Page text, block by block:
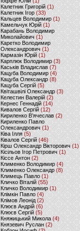
Калетник Григорій(1)
Калетник Ігор (33)
Кальцев Володимир(1)
Камельчук Юрій (1)
Карабань Володимир
Миколайович (1)
Каретко Володимир
Олександрович (1)
Кармазін Юрій(1)
Карплюк Володимир(3)
Каськів Владислав (7)
Кацуба Володимир (4)
Кацуба Олександр (8)
Кацуба Сергій (5)
Квіташвілі Олександр(3)
Келестин Валерій(2)
Кернес Геннадій (14)
Кивалов Сергій (12)
Кириленко В’ячеслав (2)
Кириленко Павло
Олександрович (1)
Ківа Ілля (5)
Ківалов Сергій(46)
Кірш Олександр Вікторович (1)
Кісільов Ігор Петрович (1)
Кіссе Антон (2)
Клименко Володимир(4)
Клименко Олександр (8)
Климець Павло (1)
Кличко Віталій(55)
Кличко Володимир (1)
Клімкін Павло (4)
Клімов Леонід(2)
Клюєв Андрій(6)
Клюєв Сергій (5)
Княжицький Микола(4)
Князевич Руслан (2)